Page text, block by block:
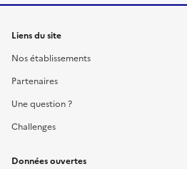
Liens du site
Nos établissements
Partenaires
Une question ?
Challenges
Données ouvertes